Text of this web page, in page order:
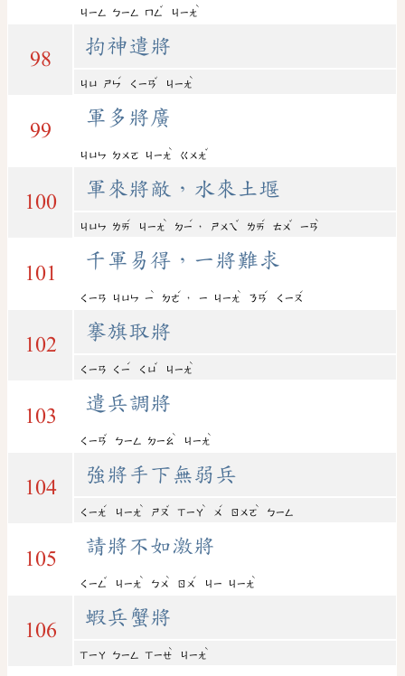
ㄐㄧㄥ ㄅㄧㄥ ㄇㄥ
ˇ
ㄐㄧㄤ
ˋ
98
拘神遣將
ㄐㄩ ㄕㄣ
ˊ
ㄑㄧㄢ
ˇ
ㄐㄧㄤ
ˋ
99
軍多將廣
ㄐㄩㄣ ㄉㄨㄛ ㄐㄧㄤ
ˋ
ㄍㄨㄤ
ˇ
100
軍來將敵，水來土堰
ㄐㄩㄣ ㄌㄞ
ˊ
ㄐㄧㄤ
ˋ
ㄉㄧ
ˊ
， ㄕㄨㄟ
ˇ
ㄌㄞ
ˊ
ㄊㄨ
ˇ
ㄧㄢ
ˋ
101
千軍易得，一將難求
ㄑㄧㄢ ㄐㄩㄣ ㄧ
ˋ
ㄉㄜ
ˊ
， ㄧ ㄐㄧㄤ
ˋ
ㄋㄢ
ˊ
ㄑㄧㄡ
ˊ
102
搴旗取將
ㄑㄧㄢ ㄑㄧ
ˊ
ㄑㄩ
ˇ
ㄐㄧㄤ
ˋ
103
遣兵調將
ㄑㄧㄢ
ˇ
ㄅㄧㄥ ㄉㄧㄠ
ˋ
ㄐㄧㄤ
ˋ
104
強將手下無弱兵
ㄑㄧㄤ
ˊ
ㄐㄧㄤ
ˋ
ㄕㄡ
ˇ
ㄒㄧㄚ
ˋ
ㄨ
ˊ
ㄖㄨㄛ
ˋ
ㄅㄧㄥ
105
請將不如激將
ㄑㄧㄥ
ˇ
ㄐㄧㄤ
ˋ
ㄅㄨ
ˋ
ㄖㄨ
ˊ
ㄐㄧ ㄐㄧㄤ
ˋ
106
蝦兵蟹將
ㄒㄧㄚ ㄅㄧㄥ ㄒㄧㄝ
ˋ
ㄐㄧㄤ
ˋ